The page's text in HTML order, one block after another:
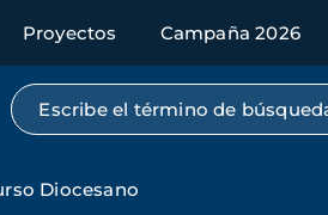
Proyectos Campaña 2026
Búsqueda por texto completo
Diocesano